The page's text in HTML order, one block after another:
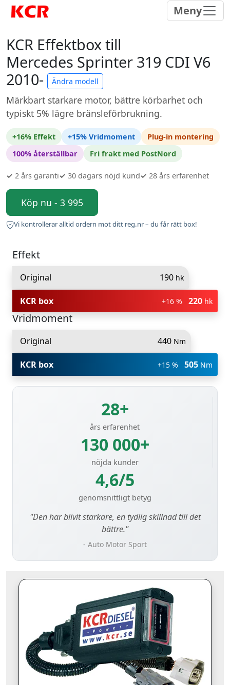
Meny
KCR Effektbox till
Mercedes Sprinter 319 CDI V6
2010-
Ändra modell
Märkbart starkare motor, bättre körbarhet och
typiskt 5% lägre bränsleförbrukning.
+16% Effekt +15% Vridmoment
Plug-in montering
100% återställbar
Fri frakt med PostNord
✓ 2 års garanti✓ 30 dagars nöjd kund✓ 28 års erfarenhet
Köp nu - 3 995
Vi kontrollerar alltid ordern mot ditt reg.nr – du får rätt box!
Effekt
Original 190 hk
KCR box +16 % 220 hk
Vridmoment
Original 440 Nm
KCR box +15 % 505 Nm
28+
års erfarenhet
130 000+
nöjda kunder
4,6/5
genomsnittligt betyg
"Den har blivit starkare, en tydlig skillnad till det
bättre."
- Auto Motor Sport